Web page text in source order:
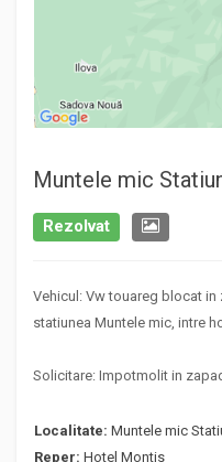
Muntele mic
Rezolvat
Vehicul: Vw touareg blocat
statiunea Muntele mic, intre
Solicitare: Impotmolit in
Localitate: Muntele mic
Reper: Hotel Montis